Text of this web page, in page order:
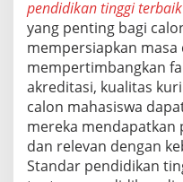
pendidikan tinggi terbaik
yang penting bagi
mempersiapkan
mempertimbangkan
akreditasi, kualitas
calon mahasiswa
mereka mendapatkan
dan relevan dengan
Standar pendidikan